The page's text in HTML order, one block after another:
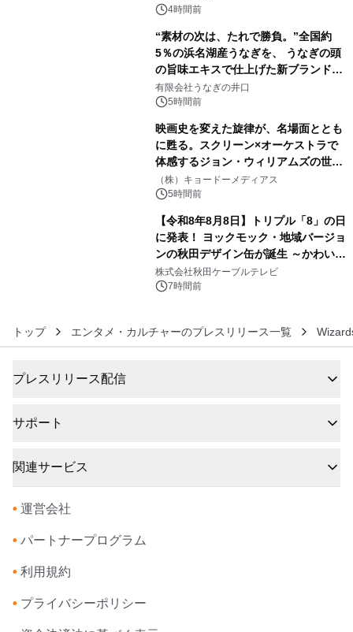
4時間前
“素材の次は、たれで勝負。”全国約
5％の浜名湖産うなぎを、 うなぎの頭
の旨味エキスで仕上げた新ブランド
「井口の誉」誕生
有限会社うなぎの井口
5時間前
映画史を変えた旋律が、名場面ととも
に甦る。スクリーン×オーケストラで
体感するジョン・ウィリアムズの世
界。ジョン・ウィリアムズ：シネマ・
スペクタキュラー・コンサート 開催決
（株）キョードーメディアス
5時間前
【令和8年8月8日】トリプル「8」の日
に発表！ ヨックモック・地域バージョ
ンの秋田デザイン缶が誕生 ～かわいい
秋田犬の子犬と秋田の四季と名所を巡
るパッケージ～ 9月1日(火)秋田県内で
株式会社秋田ケーブルテレビ
7時間前
トップ エンタメ・カルチャーのプレスリリース一覧
プレスリリース配信
サポート
関連サービス
• 運営会社
• パートナープログラム
• 利用規約
• プライバシーポリシー